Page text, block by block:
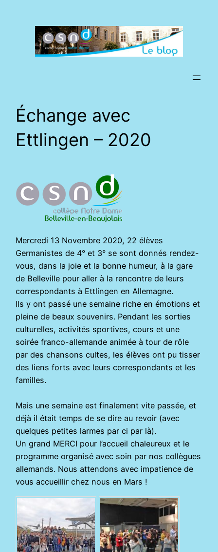
Échange avec
Ettlingen – 2020
Mercredi 13 Novembre 2020, 22 élèves
Germanistes de 4° et 3° se sont donnés rendez-
vous, dans la joie et la bonne humeur, à la gare
de Belleville pour aller à la rencontre de leurs
correspondants à Ettlingen en Allemagne.
Ils y ont passé une semaine riche en émotions et
pleine de beaux souvenirs. Pendant les sorties
culturelles, activités sportives, cours et une
soirée franco-allemande animée à tour de rôle
par des chansons cultes, les élèves ont pu tisser
des liens forts avec leurs correspondants et les
familles.
Mais une semaine est finalement vite passée, et
déjà il était temps de se dire au revoir (avec
quelques petites larmes par ci par là).
Un grand MERCI pour l’accueil chaleureux et le
programme organisé avec soin par nos collègues
allemands. Nous attendons avec impatience de
vous accueillir chez nous en Mars !